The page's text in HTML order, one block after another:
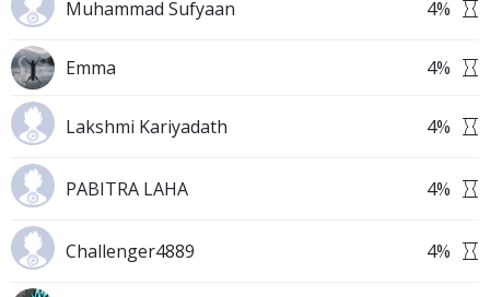
Muhammad Sufyaan 4%
Emma 4%
Lakshmi Kariyadath 4%
PABITRA LAHA 4%
Challenger4889 4%